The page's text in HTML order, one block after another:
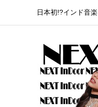
日本初!?インド音